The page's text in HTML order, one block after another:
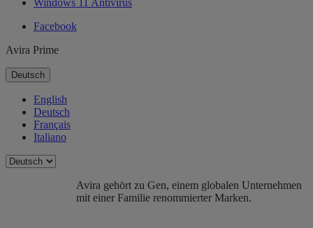
Windows 11 Antivirus
Facebook
Avira Prime
Deutsch
English
Deutsch
Français
Italiano
Avira gehört zu Gen, einem globalen Unternehmen
mit einer Familie renommierter Marken.